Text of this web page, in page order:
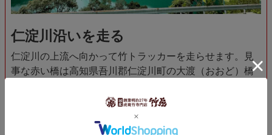
仁淀川沿いを走る
仁淀川の上流へ向かって竹トラッカーを走らせます。見
事な赤い橋は高知県吾川郡仁淀川町の大渡（おおど）橋